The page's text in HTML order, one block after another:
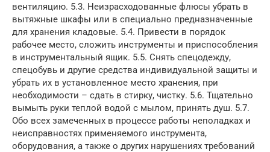
вентиляцию. 5.3. Неизрасходованные флюсы убрать в
вытяжные шкафы или в специально предназначенные
для хранения кладовые. 5.4. Привести в порядок
рабочее место, сложить инструменты и приспособления
в инструментальный ящик. 5.5. Снять спецодежду,
спецобувь и другие средства индивидуальной защиты и
убрать их в установленное место хранения, при
необходимости – сдать в стирку, чистку. 5.6. Тщательно
вымыть руки теплой водой с мылом, принять душ. 5.7.
Обо всех замеченных в процессе работы неполадках и
неисправностях применяемого инструмента,
оборудования, а также о других нарушениях требований